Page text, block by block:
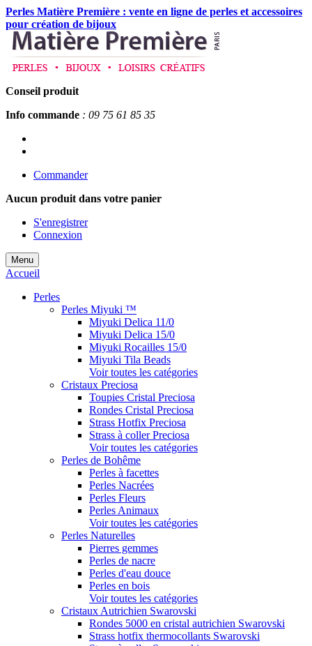
Perles Matière Première : vente en ligne de perles et accessoires
pour création de bijoux
Conseil produit
Info commande : 09 75 61 85 35
Commander
Aucun produit dans votre panier
S'enregistrer
Connexion
Menu
Accueil
Perles
Perles Miyuki ™
Miyuki Delica 11/0
Miyuki Delica 15/0
Miyuki Rocailles 15/0
Miyuki Tila Beads
Voir toutes les catégories
Cristaux Preciosa
Toupies Cristal Preciosa
Rondes Cristal Preciosa
Strass Hotfix Preciosa
Strass à coller Preciosa
Voir toutes les catégories
Perles de Bohême
Perles à facettes
Perles Nacrées
Perles Fleurs
Perles Animaux
Voir toutes les catégories
Perles Naturelles
Pierres gemmes
Perles de nacre
Perles d'eau douce
Perles en bois
Voir toutes les catégories
Cristaux Autrichien Swarovski
Rondes 5000 en cristal autrichien Swarovski
Strass hotfix thermocollants Swarovski